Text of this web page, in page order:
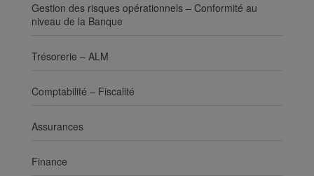
Gestion des risques opérationnels – Conformité au
niveau de la Banque
Trésorerie – ALM
Comptabilité – Fiscalité
Assurances
Finance